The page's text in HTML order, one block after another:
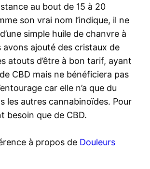
au bout de 15 à 20
son vrai nom l’indique, il ne
simple huile de chanvre à
avons ajouté des cristaux de
atouts d’être à bon tarif, ayant
CBD mais ne bénéficiera pas
car elle n’a que du
les autres cannabinoïdes. Pour
besoin que de CBD.
à propos de Douleurs